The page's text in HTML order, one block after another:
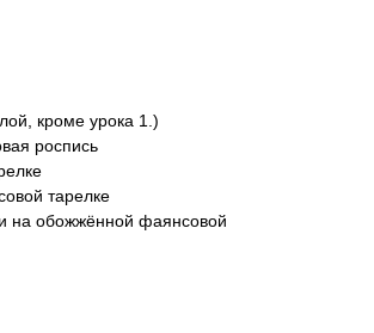
кроме урока 1.)
роспись
тарелке
на обожжённой фаянсовой